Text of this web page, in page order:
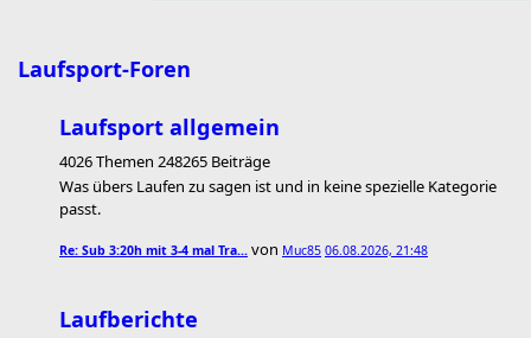
Laufsport-Foren
Laufsport allgemein
4026 Themen 248265 Beiträge
Was übers Laufen zu sagen ist und in keine spezielle Kategorie
passt.
Re: Sub 3:20h mit 3-4 mal Tra… von Muc85 06.08.2026, 21:48
Laufberichte